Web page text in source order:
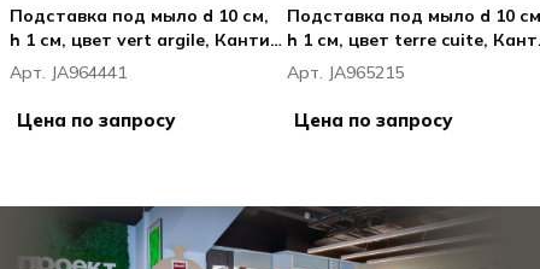
Подставка под мыло d 10 см,
h 1 см, цвет vert argile, Кантин
/ Cantine
Арт. JA964441
Цена по запросу
Подставка под мыло d 10
h 1 см, цвет terre cuite,
/ Cantine
Арт. JA965215
Цена по запросу